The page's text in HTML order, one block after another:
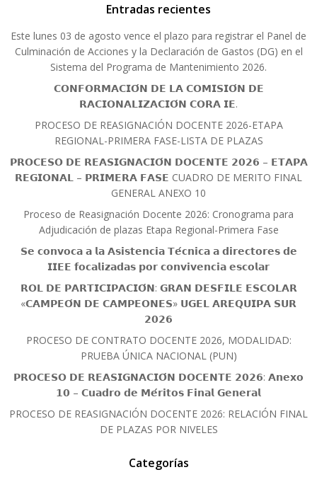
Entradas recientes
Este lunes 03 de agosto vence el plazo para registrar el Panel de
Culminación de Acciones y la Declaración de Gastos (DG) en el
Sistema del Programa de Mantenimiento 2026.
𝗖𝗢𝗡𝗙𝗢𝗥𝗠𝗔𝗖𝗜𝗢́𝗡 𝗗𝗘 𝗟𝗔 𝗖𝗢𝗠𝗜𝗦𝗜𝗢́𝗡 𝗗𝗘
𝗥𝗔𝗖𝗜𝗢𝗡𝗔𝗟𝗜𝗭𝗔𝗖𝗜𝗢́𝗡 𝗖𝗢𝗥𝗔 𝗜𝗘.
PROCESO DE REASIGNACIÓN DOCENTE 2026-ETAPA
REGIONAL-PRIMERA FASE-LISTA DE PLAZAS
𝗣𝗥𝗢𝗖𝗘𝗦𝗢 𝗗𝗘 𝗥𝗘𝗔𝗦𝗜𝗚𝗡𝗔𝗖𝗜𝗢́𝗡 𝗗𝗢𝗖𝗘𝗡𝗧𝗘 𝟮𝟬𝟮𝟲 – 𝗘𝗧𝗔𝗣𝗔
𝗥𝗘𝗚𝗜𝗢𝗡𝗔𝗟 – 𝗣𝗥𝗜𝗠𝗘𝗥𝗔 𝗙𝗔𝗦𝗘 CUADRO DE MERITO FINAL
GENERAL ANEXO 10
Proceso de Reasignación Docente 2026: Cronograma para
Adjudicación de plazas Etapa Regional-Primera Fase
𝗦𝗲 𝗰𝗼𝗻𝘃𝗼𝗰𝗮 𝗮 𝗹𝗮 𝗔𝘀𝗶𝘀𝘁𝗲𝗻𝗰𝗶𝗮 𝗧𝗲́𝗰𝗻𝗶𝗰𝗮 𝗮 𝗱𝗶𝗿𝗲𝗰𝘁𝗼𝗿𝗲𝘀 𝗱𝗲
𝗜𝗜𝗘𝗘 𝗳𝗼𝗰𝗮𝗹𝗶𝘇𝗮𝗱𝗮𝘀 𝗽𝗼𝗿 𝗰𝗼𝗻𝘃𝗶𝘃𝗲𝗻𝗰𝗶𝗮 𝗲𝘀𝗰𝗼𝗹𝗮𝗿
𝗥𝗢𝗟 𝗗𝗘 𝗣𝗔𝗥𝗧𝗜𝗖𝗜𝗣𝗔𝗖𝗜𝗢́𝗡: 𝗚𝗥𝗔𝗡 𝗗𝗘𝗦𝗙𝗜𝗟𝗘 𝗘𝗦𝗖𝗢𝗟𝗔𝗥
«𝗖𝗔𝗠𝗣𝗘𝗢́𝗡 𝗗𝗘 𝗖𝗔𝗠𝗣𝗘𝗢𝗡𝗘𝗦» 𝗨𝗚𝗘𝗟 𝗔𝗥𝗘𝗤𝗨𝗜𝗣𝗔 𝗦𝗨𝗥
𝟮𝟬𝟮𝟲
PROCESO DE CONTRATO DOCENTE 2026, MODALIDAD:
PRUEBA ÚNICA NACIONAL (PUN)
𝗣𝗥𝗢𝗖𝗘𝗦𝗢 𝗗𝗘 𝗥𝗘𝗔𝗦𝗜𝗚𝗡𝗔𝗖𝗜𝗢́𝗡 𝗗𝗢𝗖𝗘𝗡𝗧𝗘 𝟮𝟬𝟮𝟲: 𝗔𝗻𝗲𝘅𝗼
𝟭𝟬 – 𝗖𝘂𝗮𝗱𝗿𝗼 𝗱𝗲 𝗠𝗲́𝗿𝗶𝘁𝗼𝘀 𝗙𝗶𝗻𝗮𝗹 𝗚𝗲𝗻𝗲𝗿𝗮𝗹
PROCESO DE REASIGNACIÓN DOCENTE 2026: RELACIÓN FINAL
DE PLAZAS POR NIVELES
Categorías